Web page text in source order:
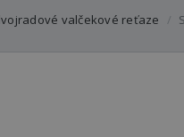
valčekové reťaze